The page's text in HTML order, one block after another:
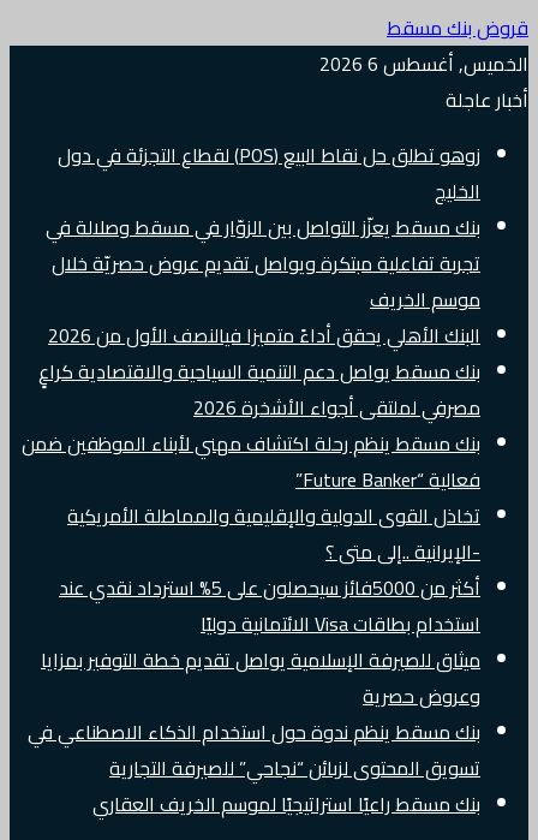
قروض بنك مسقط
الخميس, أغسطس 6 2026
أخبار عاجلة
زوهو تطلق حل نقاط البيع (POS) لقطاع التجزئة في دول
الخليج
بنك مسقط يعزّز التواصل بين الزوّار في مسقط وصلالة في
تجربة تفاعلية مبتكرة ويواصل تقديم عروض حصريّة خلال
موسم الخريف
البنك الأهلي يحقق أداءً متميزا فيالنصف الأول من 2026
بنك مسقط يواصل دعم التنمية السياحية والاقتصادية كراعٍ
مصرفي لملتقى أجواء الأشخرة 2026
بنك مسقط ينظم رحلة اكتشاف مهني لأبناء الموظفين ضمن
فعالية “Future Banker”
تخاذل القوى الدولية والإقليمية والمماطلة الأمريكية
-الإيرانية ..إلى متى ؟
أكثر من 5000فائز سيحصلون على 5% استرداد نقدي عند
استخدام بطاقات Visa الائتمانية دوليًا
ميثاق للصيرفة الإسلامية يواصل تقديم خطة التوفير بمزايا
وعروض حصرية
بنك مسقط ينظم ندوة حول استخدام الذكاء الاصطناعي في
تسويق المحتوى لزبائن “نجاحي” للصيرفة التجارية
بنك مسقط راعيًا استراتيجيًا لموسم الخريف العقاري